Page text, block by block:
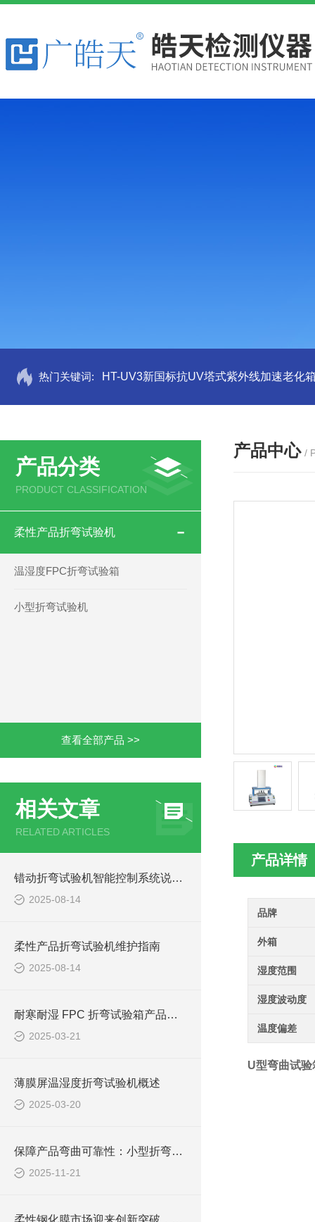
热门关键词: HT-UV3新国标抗UV塔式紫外线加速老化
产品分类
PRODUCT CLASSIFICATION
柔性产品折弯试验机
温湿度FPC折弯试验箱
小型折弯试验机
查看全部产品 >>
相关文章
RELATED ARTICLES
错动折弯试验机智能控制系统说明书
2025-08-14
柔性产品折弯试验机维护指南
2025-08-14
耐寒耐湿 FPC 折弯试验箱产品概述
2025-03-21
薄膜屏温湿度折弯试验机概述
2025-03-20
保障产品弯曲可靠性：小型折弯试验机在轻量化产品研发中的核心作用
2025-11-21
柔性钢化膜市场迎来创新突破，皓天折弯试验机照亮产业升级之路
产品中心 /
产品详情
品牌
外箱
湿度范围
湿度波动度
温度偏差
U型弯曲试